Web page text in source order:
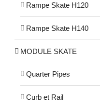
Rampe Skate H120
Rampe Skate H140
MODULE SKATE
Quarter Pipes
Curb et Rail